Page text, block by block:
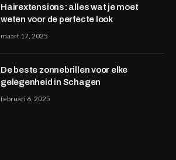
Hairextensions: alles wat je moet
weten voor de perfecte look
maart 17, 2025
De beste zonnebrillen voor elke
gelegenheid in Schagen
februari 6, 2025